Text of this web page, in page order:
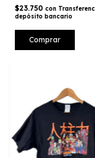
$23.750 con
depósito bancario
Comprar